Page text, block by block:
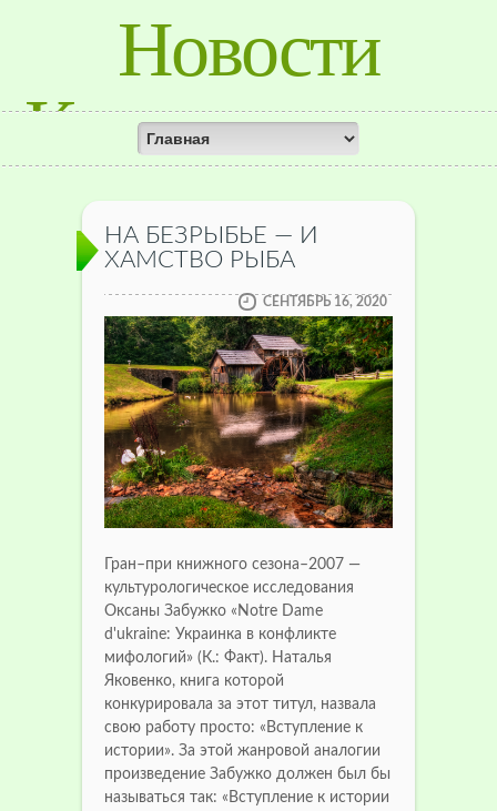
Новости
Красноярского
Края
НА БЕЗРЫБЬЕ — И
ХАМСТВО РЫБА
СЕНТЯБРЬ 16, 2020
Гран–при книжного сезона–2007 —
культурологическое исследования
Оксаны Забужко «Notre Dame
d'ukraine: Украинка в конфликте
мифологий» (К.: Факт). Наталья
Яковенко, книга которой
конкурировала за этот титул, назвала
свою работу просто: «Вступление к
истории». За этой жанровой аналогии
произведение Забужко должен был бы
называться так: «Вступление к истории